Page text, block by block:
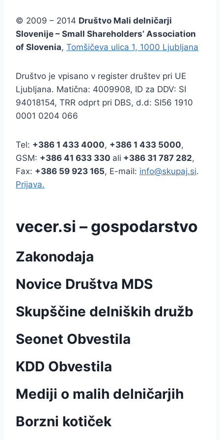
© 2009 – 2014 Društvo Mali delničarji
Slovenije – Small Shareholders’ Association
of Slovenia, Tomšičeva ulica 1, 1000 Ljubljana
Društvo je vpisano v register društev pri UE
Ljubljana. Matična: 4009908, ID za DDV: SI
94018154, TRR odprt pri DBS, d.d: SI56 1910
0001 0204 066
Tel: +386 1 433 4000, +386 1 433 5000,
GSM: +386 41 633 330 ali +386 31 787 282,
Fax: +386 59 923 165, E-mail: info@skupaj.si.
Prijava.
vecer.si – gospodarstvo
Zakonodaja
Novice Društva MDS
Skupščine delniških družb
Seonet Obvestila
KDD Obvestila
Mediji o malih delničarjih
Borzni kotiček